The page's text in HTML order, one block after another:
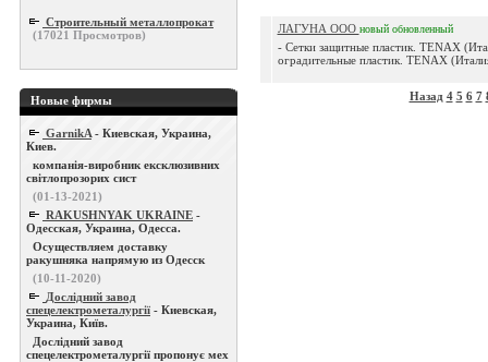
Строительный металлопрокат
(17021 Просмотров)
Новые фирмы
GarnikA - Киевская, Украина,
Киев.
компанія-виробник ексклюзивних
світлопрозорих сист
(01-13-2021)
RAKUSHNYAK UKRAINE -
Одесская, Украина, Одесса.
Осуществляем доставку
ракушняка напрямую из Одесск
(10-11-2020)
Дослідний завод
спецелектрометалургії - Киевская,
Украина, Київ.
Дослідний завод
спецелектрометалургії пропонує мех
ЛАГУНА ООО новый обновленный
- Сетки защитные пластик. TENAX
оградительные пластик. TENAX
Назад 4 5 6 7